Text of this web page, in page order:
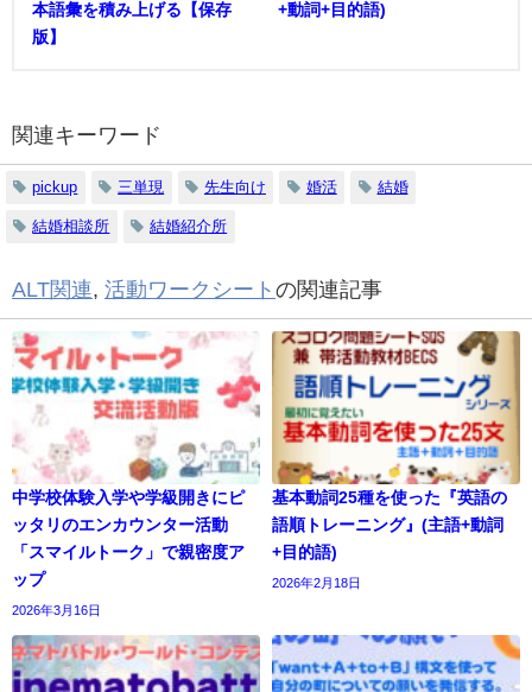
本語彙を積み上げる【保存
版】
+動詞+目的語)
関連キーワード
pickup 三単現 先生向け 婚活 結婚
結婚相談所 結婚紹介所
ALT関連 活動ワークシート の関連記事
中学校体験入学や学級開きにピ
ッタリのエンカウンター活動
「スマイルトーク」で親密度ア
ップ
2026年3月16日
基本動詞25種を使った『英語の
語順トレーニング』(主語+動詞
+目的語)
2026年2月18日